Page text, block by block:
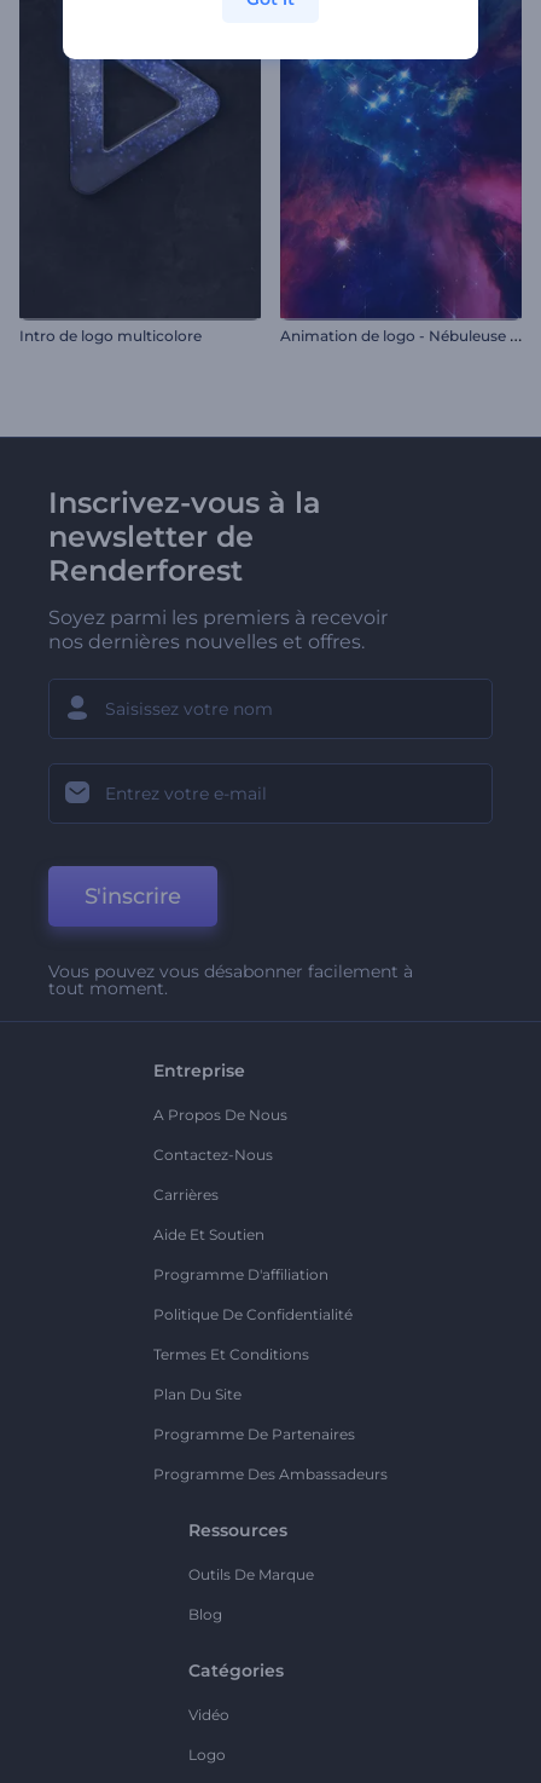
Intro de logo multicolore A
nimation de logo - Nébuleuse incandescente
Inscrivez-vous à la
newsletter de
Renderforest
Soyez parmi les premiers à recevoir
nos dernières nouvelles et offres.
S'inscrire
Vous pouvez vous désabonner facilement à
tout moment.
Entreprise
A Propos De Nous
Contactez-Nous
Carrières
Aide Et Soutien
Programme D'affiliation
Politique De Confidentialité
Termes Et Conditions
Plan Du Site
Programme De Partenaires
Programme Des Ambassadeurs
Ressources
Outils De Marque
Blog
Catégories
Vidéo
Logo